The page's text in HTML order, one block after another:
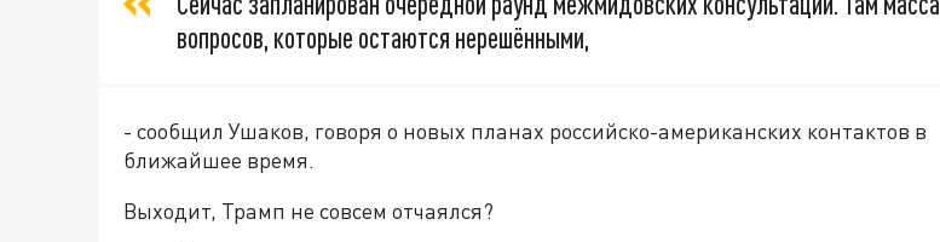
вопросов, которые остаются нерешёнными,
- сообщил Ушаков, говоря о новых планах российско-американских контактов в
ближайшее время.
Выходит, Трамп не совсем отчаялся?